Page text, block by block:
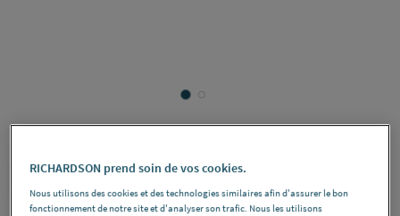
SCHLUTER REF : 249FW
RICHARDSON prend soin de vos cookies.
Nous utilisons des cookies et des technologies similaires afin d'assurer le bon
fonctionnement de notre site et d'analyser son trafic. Nous les utilisons